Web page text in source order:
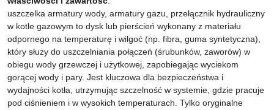
uszczelka armatury wody, armatury gazu, przełącznik hydrauliczny
w kotle gazowym to dysk lub pierścień wykonany z materiału
odpornego na temperaturę i wilgoć (np. fibra, guma syntetyczna),
który służy do uszczelniania połączeń (śrubunków, zaworów) w
obiegu wody grzewczej i użytkowej, zapobiegając wyciekom
gorącej wody i pary. Jest kluczowa dla bezpieczeństwa i
wydajności kotła, utrzymując szczelność w systemie, gdzie pracuje
pod ciśnieniem i w wysokich temperaturach. Tylko oryginalne